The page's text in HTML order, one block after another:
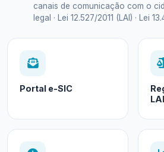
canais de comunicação com o
legal · Lei 12.527/2011 (LAI) · Lei
Portal e-SIC
LAI